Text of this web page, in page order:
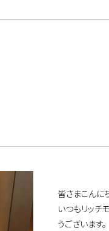
皆さまこんに
いつもリッチ
うございます。